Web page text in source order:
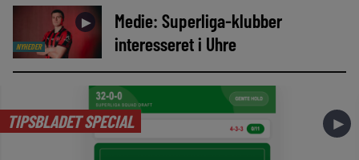
NYHEDER
►
Medie: Superliga-klubber
interesseret i Uhre
TIPSBLADET SPECIAL ►